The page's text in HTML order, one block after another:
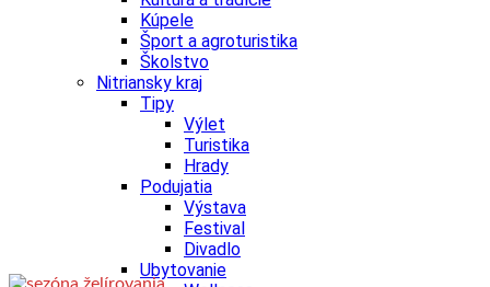
Kúpele
Šport a agroturistika
Školstvo
Nitriansky kraj
Tipy
Výlet
Turistika
Hrady
Podujatia
Výstava
Festival
Divadlo
Ubytovanie